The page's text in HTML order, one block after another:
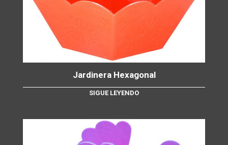
Jardinera Hexagonal
SIGUE LEYENDO